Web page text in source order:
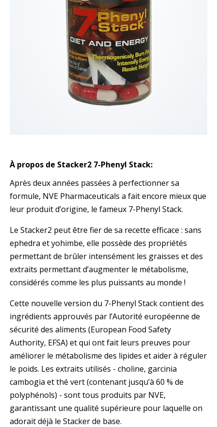
À propos de Stacker2 7-Phenyl Stack:
Après deux années passées à perfectionner sa
formule, NVE Pharmaceuticals a fait encore mieux que
leur produit d’origine, le fameux 7-Phenyl Stack.
Le Stacker2 peut être fier de sa recette efficace : sans
ephedra et yohimbe, elle possède des propriétés
permettant de brûler intensément les graisses et des
extraits permettant d’augmenter le métabolisme,
considérés comme les plus puissants au monde !
Cette nouvelle version du 7-Phenyl Stack contient des
ingrédients approuvés par l’Autorité européenne de
sécurité des aliments (European Food Safety
Authority, EFSA) et qui ont fait leurs preuves pour
améliorer le métabolisme des lipides et aider à réguler
le poids. Les extraits utilisés - choline, garcinia
cambogia et thé vert (contenant jusqu’à 60 % de
polyphénols) - sont tous produits par NVE,
garantissant une qualité supérieure pour laquelle on
adorait déjà le Stacker de base.